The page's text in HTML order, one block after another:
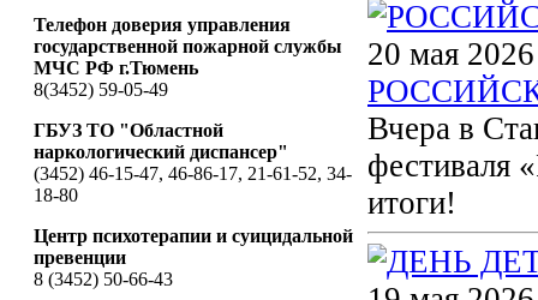
Телефон доверия управления
государственной пожарной службы
МЧС РФ г.Тюмень
8(3452) 59-05-49
ГБУЗ ТО "Областной
наркологический диспансер"
(3452) 46-15-47, 46-86-17, 21-61-52, 34-
18-80
Центр психотерапии и суицидальной
превенции
8 (3452) 50-66-43
20 мая 2026
Вчера в
фестиваля
итоги!